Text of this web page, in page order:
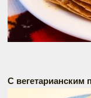
С вегетарианским